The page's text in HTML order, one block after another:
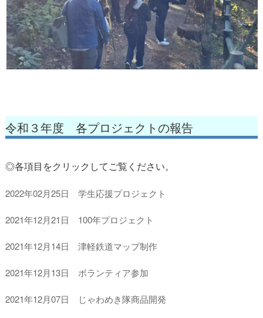
令和３年度 各プロジェクトの報告
◎各項目をクリックしてご覧ください。
2022年02月25日 学生応援プロジェクト
2021年12月21日 100年プロジェクト
2021年12月14日 津軽鉄道マップ制作
2021年12月13日 ボランティア参加
2021年12月07日 じゃわめき隊商品開発